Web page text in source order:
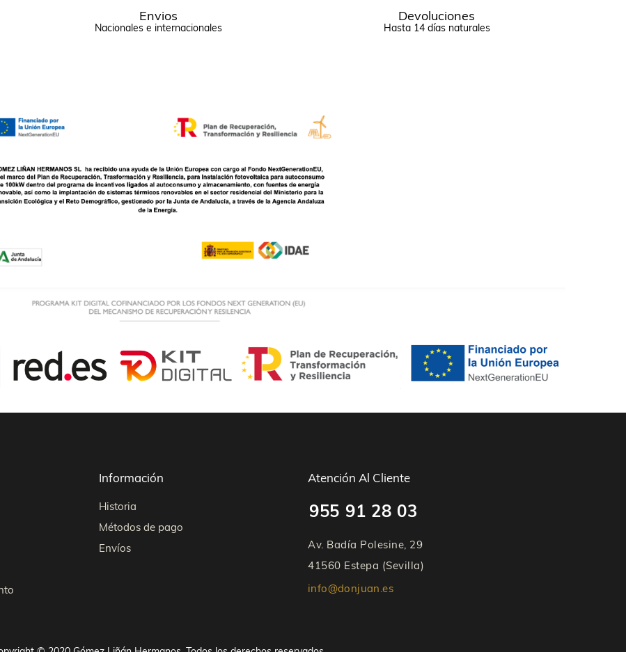
Envios
Nacionales e internacionales
Devoluciones
Hasta 14 días naturales
Información
Historia
Métodos de pago
Envíos
Atención Al Cliente
955 91 28 03
Av. Badía Polesine, 29
41560 Estepa (Sevilla)
info@donjuan.es